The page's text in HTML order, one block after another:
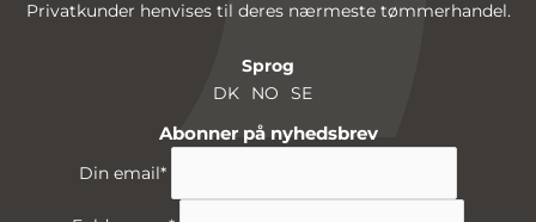
Privatkunder henvises til deres nærmeste tømmerhandel.
Sprog
DK NO SE
Abonner på nyhedsbrev
Din email*